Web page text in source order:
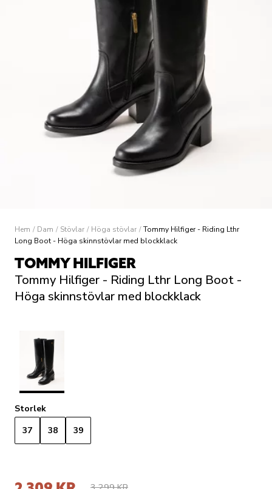
Hem / Dam / Stövlar / Höga stövlar / Tommy Hilfiger - Riding Lthr
Long Boot - Höga skinnstövlar med blockklack
TOMMY HILFIGER
Tommy Hilfiger - Riding Lthr Long Boot -
Höga skinnstövlar med blockklack
Storlek
37
38 39